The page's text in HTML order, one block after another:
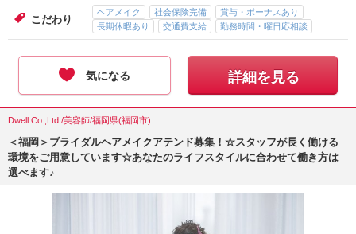
こだわり
ヘアメイク 社会保険完備
賞与・ボーナスあり
長期休暇あり
交通費支給 勤務時間・曜日応相談
気になる 詳細を見る
Dwell Co.,Ltd./美容師/福岡県(福岡市)
＜福岡＞ブライダルヘアメイクアテンド募集！☆スタッフが長く働ける
環境をご用意しています☆あなたのライフスタイルに合わせて働き方は
選べます♪